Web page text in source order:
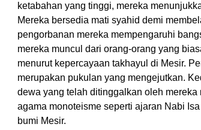
ketabahan yang tinggi, mereka
Mereka bersedia mati syahid demi
pengorbanan mereka mempengaruhi
mereka muncul dari orang-orang yang
menurut kepercayaan takhayul di Mesir.
merupakan pukulan yang mengejutkan.
dewa yang telah ditinggalkan oleh
agama monoteisme seperti ajaran Nabi
bumi Mesir.